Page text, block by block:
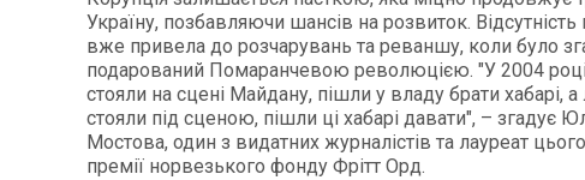
Україну, позбавляючи шансів на розвиток. Відсутність
вже привела до розчарувань та реваншу, коли було
подарований Помаранчевою революцією. "У 2004
стояли на сцені Майдану, пішли у владу брати хабарі,
стояли під сценою, пішли ці хабарі давати", – згадує
Мостова, один з видатних журналістів та лауреат
премії норвезького фонду Фрітт Орд.